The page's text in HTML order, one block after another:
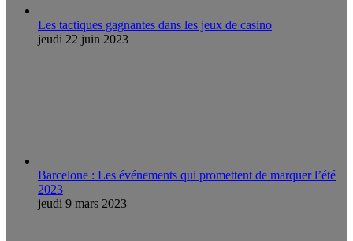
Les tactiques gagnantes dans les jeux de casino
jeudi 22 juin 2023
Barcelone : Les événements qui promettent de marquer l’été
2023
jeudi 9 mars 2023